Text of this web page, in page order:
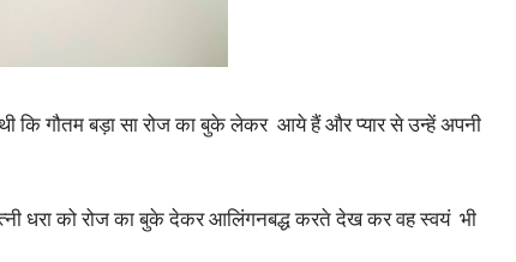
कि गौतम बड़ा सा रोज का बुके लेकर आये हैं और प्यार से उन्हें अपनी
धरा को रोज का बुके देकर आलिंगनबद्ध करते देख कर वह स्वयं भी